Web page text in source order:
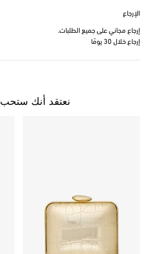
الإرجاع
إرجاع مجاني على جميع الطلبات.
إرجاع خلال 30 يومًا
نعتقد أنك ستحب